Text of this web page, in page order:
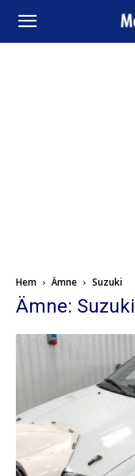
Hem Ämne Suzuki
Ämne: Suzuki